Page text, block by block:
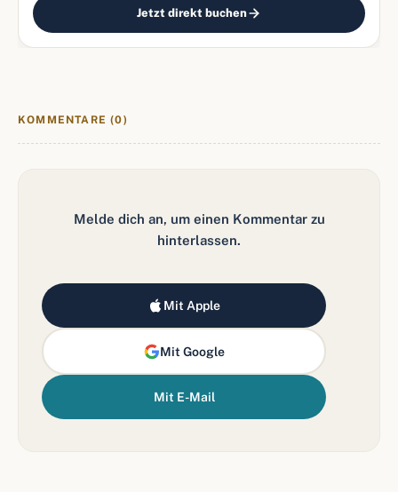
Jetzt direkt buchen
KOMMENTARE (0)
Melde dich an, um einen Kommentar zu
hinterlassen.
Mit Apple
Mit Google
Mit E-Mail